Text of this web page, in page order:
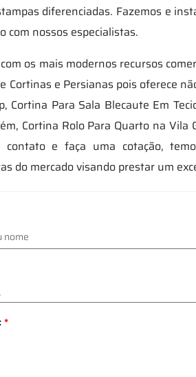
diferenciadas. Fazemos e
com nossos especialistas.
os mais modernos recursos
Cortinas e Persianas pois oferece
Cortina Para Sala Blecaute Em
Cortina Rolo Para Quarto na
contato e faça uma cotação,
do mercado visando prestar um
*